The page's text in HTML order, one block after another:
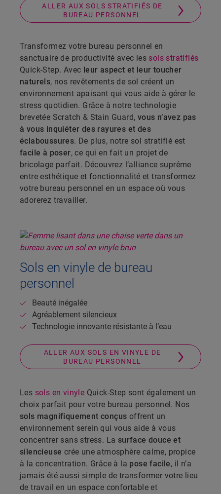
ALLER AUX SOLS STRATIFIÉS DE
BUREAU PERSONNEL
Transformez votre bureau personnel en
sanctuaire de productivité avec les sols stratifiés
Quick-Step. Avec leur aspect et leur toucher
naturels, nos revêtements de sol créent un
environnement apaisant qui vous aide à gérer le
stress quotidien. Grâce à notre technologie
brevetée Scratch & Stain Guard, vous n’avez pas
à vous inquiéter des rayures et des
éclaboussures. De plus, notre sol stratifié est
facile à poser, ce qui en fait un projet de
bricolage parfait. Découvrez l’alliance suprême
entre esthétique et fonctionnalité et transformez
votre bureau personnel en un espace où vous
adorerez travailler.
Sols en vinyle de bureau
personnel
Beauté inégalée
Agréablement silencieux
Technologie innovante résistante à l’eau
ALLER AUX SOLS EN VINYLE DE
BUREAU PERSONNEL
Les sols en vinyle Quick-Step sont également un
choix parfait pour votre bureau personnel. Nos
sols magnifiquement conçus offrent un
environnement serein qui vous aide à vous
concentrer sans stress. La surface douce et
silencieuse crée une atmosphère calme, propice
à la concentration. Grâce à la pose facile, il n’a
jamais été aussi simple de transformer votre lieu
de travail en un espace confortable et